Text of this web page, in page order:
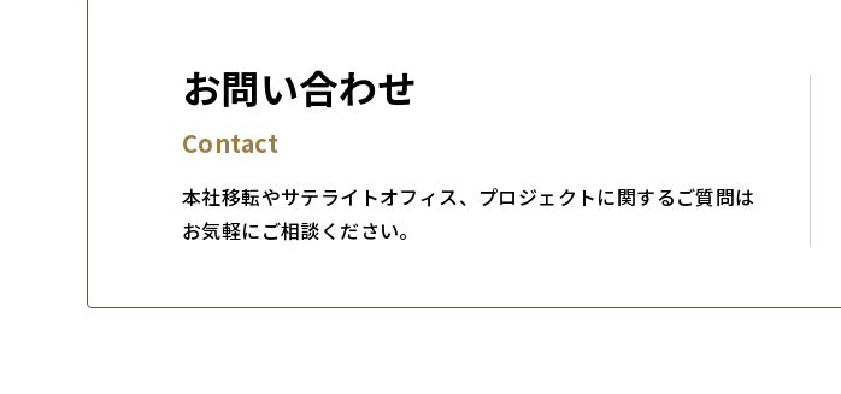
お問い合わせ
Contact
本社移転やサテライトオフィス、プロジェクトに関するご質問は
お気軽にご相談ください。